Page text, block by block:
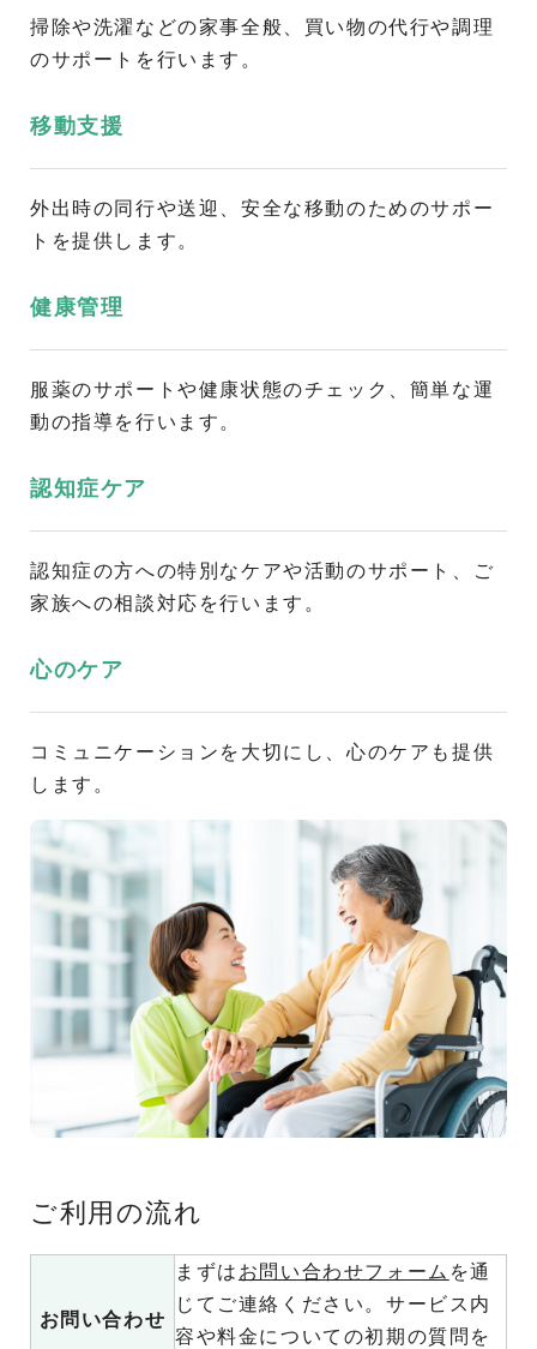
掃除や洗濯などの家事全般、買い物の代行や調理
のサポートを行います。
移動支援
外出時の同行や送迎、安全な移動のためのサポー
トを提供します。
健康管理
服薬のサポートや健康状態のチェック、簡単な運
動の指導を行います。
認知症ケア
認知症の方への特別なケアや活動のサポート、ご
家族への相談対応を行います。
心のケア
コミュニケーションを大切にし、心のケアも提供
します。
ご利用の流れ
お問い合わせ
まずは お問い合わせフォーム を通
じてご連絡ください。サービス内
容や料金についての初期の質問を